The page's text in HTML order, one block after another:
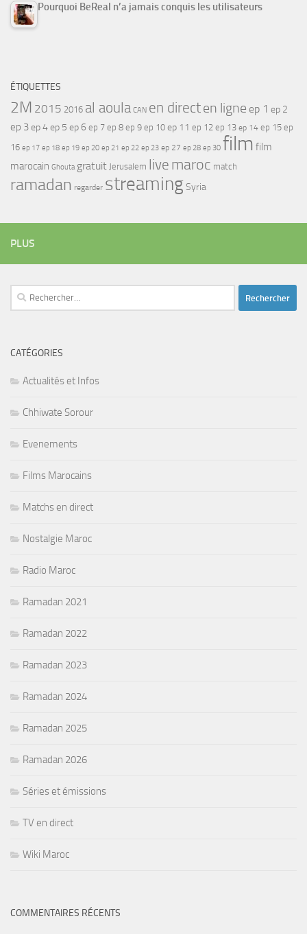
Pourquoi BeReal n’a jamais conquis les utilisateurs
ÉTIQUETTES
2M 2015 2016 al aoula CAN en directen ligne ep 1 ep 2
ep 3ep 4ep 5 ep 6 ep 7 ep 8 ep 9 ep 10 ep 11 ep 12 ep 13 ep 14 ep 15 ep
16 ep 17 ep 18 ep 19 ep 20 ep 21 ep 22 ep 23 ep 27 ep 28 ep 30 film film
marocain Ghouta gratuit Jerusalem live maroc match
ramadan regarder streamingSyria
PLUS
Rechercher :
CATÉGORIES
Actualités et Infos
Chhiwate Sorour
Evenements
Films Marocains
Matchs en direct
Nostalgie Maroc
Radio Maroc
Ramadan 2021
Ramadan 2022
Ramadan 2023
Ramadan 2024
Ramadan 2025
Ramadan 2026
Séries et émissions
TV en direct
Wiki Maroc
COMMENTAIRES RÉCENTS